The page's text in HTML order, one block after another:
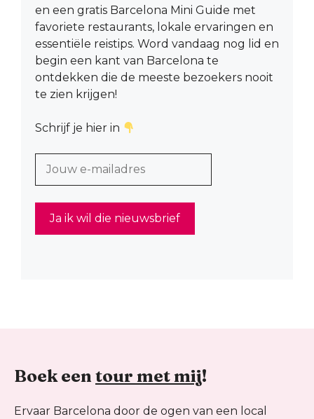
en een gratis Barcelona Mini Guide met
favoriete restaurants, lokale ervaringen en
essentiële reistips. Word vandaag nog lid en
begin een kant van Barcelona te
ontdekken die de meeste bezoekers nooit
te zien krijgen!
Schrijf je hier in
Boek een tour met mij!
Ervaar Barcelona door de ogen van een local